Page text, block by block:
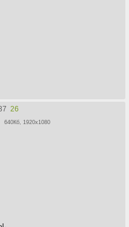
26
640Кб, 1920x1080